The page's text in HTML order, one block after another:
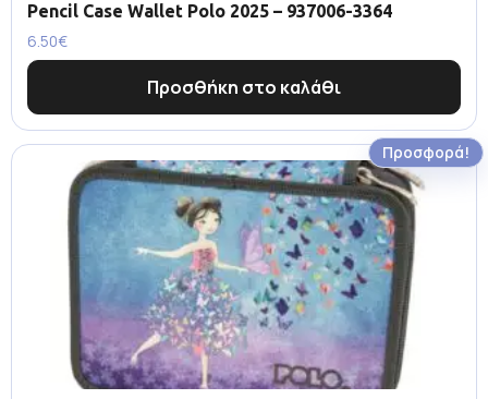
Pencil Case Wallet Polo 2025 – 937006-3364
6.50€
Προσθήκη στο καλάθι
Προσφορά!